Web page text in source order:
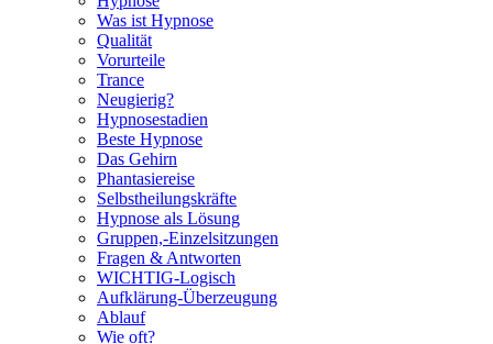
Was ist Hypnose
Qualität
Vorurteile
Trance
Neugierig?
Hypnosestadien
Beste Hypnose
Das Gehirn
Phantasiereise
Selbstheilungskräfte
Hypnose als Lösung
Gruppen,-Einzelsitzungen
Fragen & Antworten
WICHTIG-Logisch
Aufklärung-Überzeugung
Ablauf
Wie oft?